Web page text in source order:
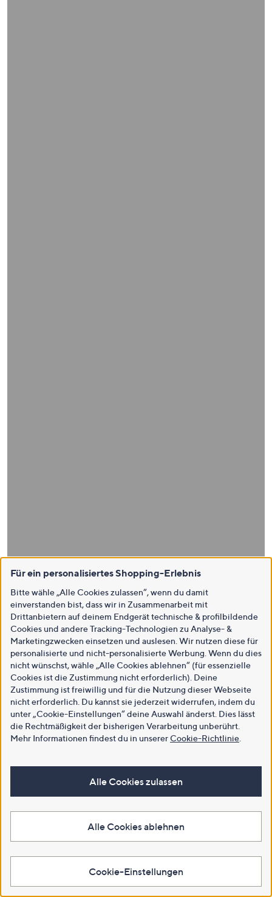
Für ein personalisiertes Shopping-Erlebnis
Bitte wähle „Alle Cookies zulassen“, wenn du damit
einverstanden bist, dass wir in Zusammenarbeit mit
Drittanbietern auf deinem Endgerät technische & profilbildende
Cookies und andere Tracking-Technologien zu Analyse- &
Marketingzwecken einsetzen und auslesen. Wir nutzen diese für
personalisierte und nicht-personalisierte Werbung. Wenn du dies
nicht wünschst, wähle „Alle Cookies ablehnen“ (für essenzielle
Cookies ist die Zustimmung nicht erforderlich). Deine
Zustimmung ist freiwillig und für die Nutzung dieser Webseite
nicht erforderlich. Du kannst sie jederzeit widerrufen, indem du
unter „Cookie-Einstellungen“ deine Auswahl änderst. Dies lässt
die Rechtmäßigkeit der bisherigen Verarbeitung unberührt.
Mehr Informationen findest du in unsererCookie-Richtlinie
Alle Cookies zulassen
Alle Cookies ablehnen
Cookie-Einstellungen